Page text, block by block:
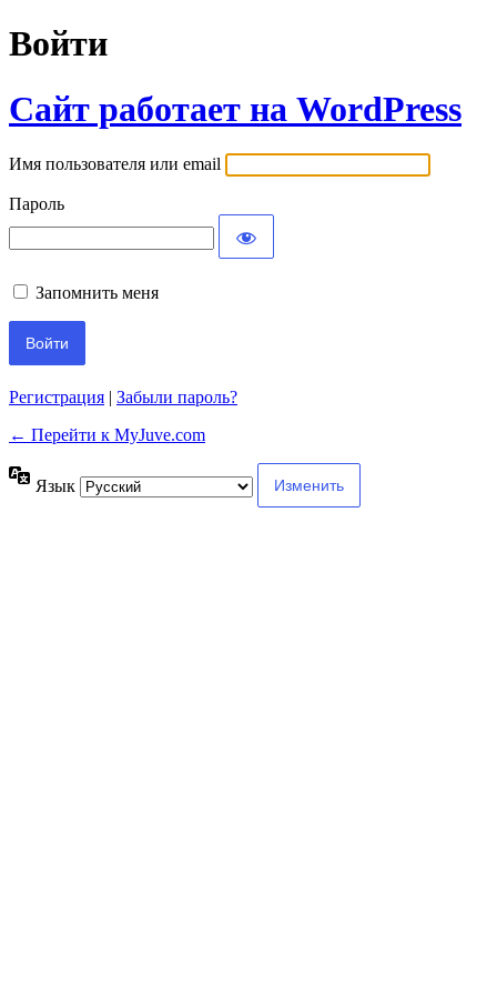
Войти
Сайт работает на WordPress
Имя пользователя или email
Пароль
Запомнить меня
Регистрация | Забыли пароль?
← Перейти к MyJuve.com
Язык